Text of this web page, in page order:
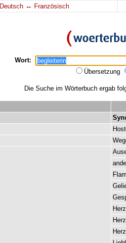
Deutsch ↔ Französisch
Wort:
Übersetzung
Die Suche im Wörterbuch ergab
Herz